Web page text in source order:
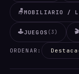
🪑MOBILIARIO /
🕹️JUEGOS (3)
ORDENAR: